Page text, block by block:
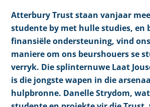
Atterbury Trust staan vanjaar
studente by met hulle studies, en
finansiële ondersteuning, vind
maniere om ons beurshouers se
verryk. Die splinternuwe Laat
is die jongste wapen in die
hulpbronne. Danelle Strydom,